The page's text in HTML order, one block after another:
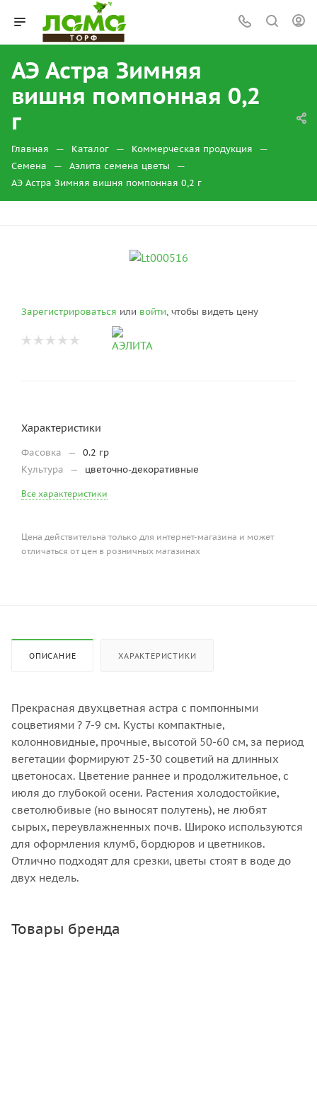
АЭ Астра Зимняя
вишня помпонная 0,2
г
Главная — Каталог — Коммерческая продукция —
Семена — Аэлита семена цветы —
АЭ Астра Зимняя вишня помпонная 0,2 г
Зарегистрироваться или войти, чтобы видеть цену
Характеристики
Фасовка —
0.2 гр
Культура
— цветочно-декоративные
Все характеристики
Цена действительна только для интернет-магазина и может
отличаться от цен в розничных магазинах
ОПИСАНИЕ ХАРАКТЕРИСТИКИ
Прекрасная двухцветная астра с помпонными
соцветиями ? 7-9 см. Кусты компактные,
колонновидные, прочные, высотой 50-60 см, за период
вегетации формируют 25-30 соцветий на длинных
цветоносах. Цветение раннее и продолжительное, с
июля до глубокой осени. Растения холодостойкие,
светолюбивые (но выносят полутень), не любят
сырых, переувлажненных почв. Широко используются
для оформления клумб, бордюров и цветников.
Отлично подходят для срезки, цветы стоят в воде до
двух недель.
Товары бренда